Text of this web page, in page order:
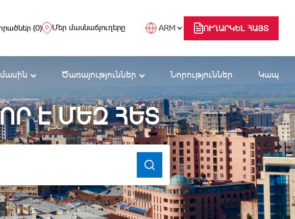
(0) Մեր մասնաճյուղերը ՈՒՂԱՐԿԵԼ ՀԱՅՏ
Ծառայություններ Նորություններ Կապ
Է ՄԵԶ ՀԵՏ